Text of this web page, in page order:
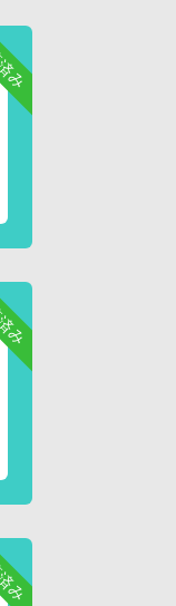
み
み
み